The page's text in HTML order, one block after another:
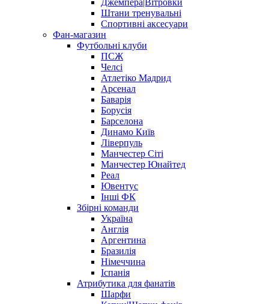
Джемпера|Вітровки
Штани тренувальні
Спортивні аксесуари
Фан-магазин
Футбольні клуби
ПСЖ
Челсі
Атлетіко Мадрид
Арсенал
Баварія
Борусія
Барселона
Динамо Київ
Ліверпуль
Манчестер Сіті
Манчестер Юнайтед
Реал
Ювентус
Інші ФК
Збірні команди
Україна
Англія
Аргентина
Бразилія
Німеччина
Іспанія
Атрибутика для фанатів
Шарфи